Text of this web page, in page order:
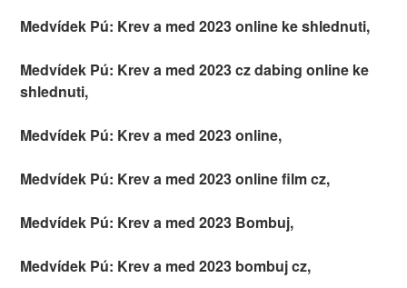
Medvídek Pú: Krev a med 2023 online ke shlednuti,
Medvídek Pú: Krev a med 2023 cz dabing online ke
shlednuti,
Medvídek Pú: Krev a med 2023 online,
Medvídek Pú: Krev a med 2023 online film cz,
Medvídek Pú: Krev a med 2023 Bombuj,
Medvídek Pú: Krev a med 2023 bombuj cz,